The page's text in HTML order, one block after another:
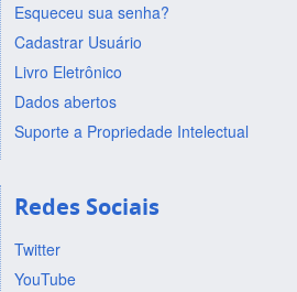
Esqueceu sua senha?
Cadastrar Usuário
Livro Eletrônico
Dados abertos
Suporte a Propriedade Intelectual
Redes Sociais
Twitter
YouTube